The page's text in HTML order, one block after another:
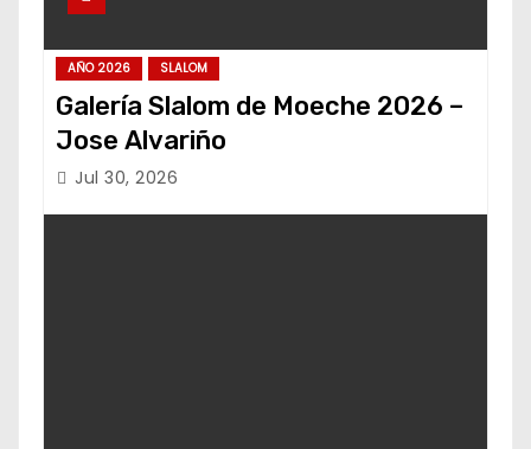
AÑO 2026 SLALOM
Galería Slalom de Moeche 2026 –
Jose Alvariño
Jul 30, 2026